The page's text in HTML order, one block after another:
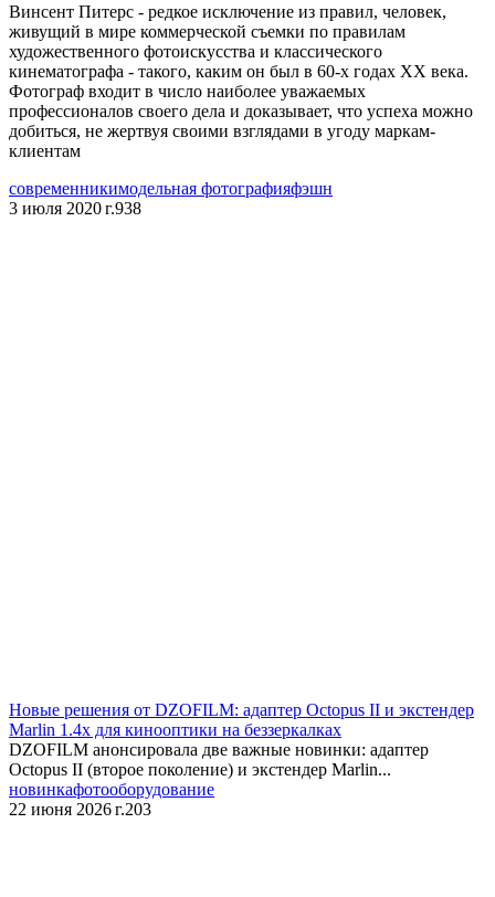
Винсент Питерс - редкое исключение из правил, человек,
живущий в мире коммерческой съемки по правилам
художественного фотоискусства и классического
кинематографа - такого, каким он был в 60-х годах ХХ века.
Фотограф входит в число наиболее уважаемых
профессионалов своего дела и доказывает, что успеха можно
добиться, не жертвуя своими взглядами в угоду маркам-
клиентам
современникимодельная фотографияфэшн
3 июля 2020 г.938
Новые решения от DZOFILM: адаптер Octopus II и экстендер
Marlin 1.4x для кинооптики на беззеркалках
DZOFILM анонсировала две важные новинки: адаптер
Octopus II (второе поколение) и экстендер Marlin...
новинкафотооборудование
22 июня 2026 г.203